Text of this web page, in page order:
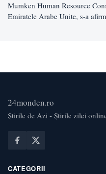
Mumken Human Resource
Emiratele Arabe Unite, s-a
24monden.ro
Știrile de Azi - Știrile zilei
CATEGORII